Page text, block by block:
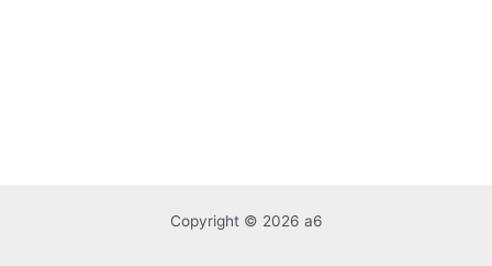
Copyright © 2026 a6